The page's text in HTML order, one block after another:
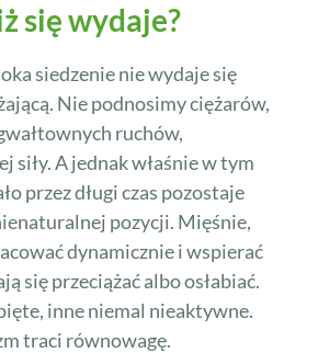
się wydaje?
siedzenie nie wydaje się
Nie podnosimy ciężarów,
ruchów,
siły. A jednak właśnie w tym
przez długi czas pozostaje
pozycji. Mięśnie,
dynamicznie i wspierać
się przeciążać albo osłabiać.
inne niemal nieaktywne.
traci równowagę.